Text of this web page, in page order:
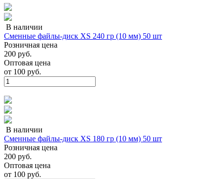
В наличии
Сменные файлы-диск XS 240 гр (10 мм) 50 шт
Розничная цена
200 руб.
Оптовая цена
от 100 руб.
В наличии
Сменные файлы-диск XS 180 гр (10 мм) 50 шт
Розничная цена
200 руб.
Оптовая цена
от 100 руб.